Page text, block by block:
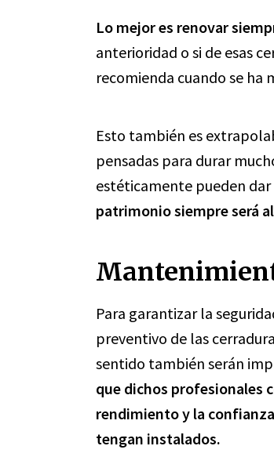
Lo mejor es renovar
anterioridad o si de esas
recomienda cuando se ha
Esto también es
pensadas para durar
estéticamente pueden
patrimonio siempre será
Para garantizar la
preventivo de las
sentido también serán
que dichos profesionales
rendimiento y la
tengan instalados.